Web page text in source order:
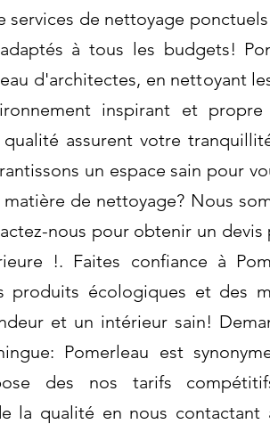
services de nettoyage
à tous les budgets!
d'architectes, en nettoyant
inspirant et
assurent votre
un espace sain pour
de nettoyage? Nous
nous pour obtenir un
!. Faites confiance à
produits écologiques et des
et un intérieur sain!
Pomerleau est
des nos tarifs
la qualité en nous